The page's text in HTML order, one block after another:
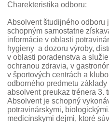
Charekteristika odboru:
Absolvent študijného odboru
schopným samostatne
informácie v oblasti
hygieny a dozoru výroby,
v oblasti poradenstva a
ochranou zdravia, v
v športových centrách a
odborného predmetu
absolvent preukaz trénera 3.
Absolvent je schopný
potravinárskymi,
medicínskymi dejmi, ktoré